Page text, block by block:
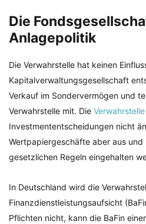
Die
Anlagepolitik
Die Verwahrstelle hat keinen
Kapitalverwaltungsgesellschaft
Verkauf im Sondervermögen und
Verwahrstelle mit. Die Verwahrstelle
Investmententscheidungen nicht
Wertpapiergeschäfte aber aus
gesetzlichen Regeln eingehalten
In Deutschland wird die
Finanzdienstleistungsaufsicht
Pflichten nicht, kann die BaFin